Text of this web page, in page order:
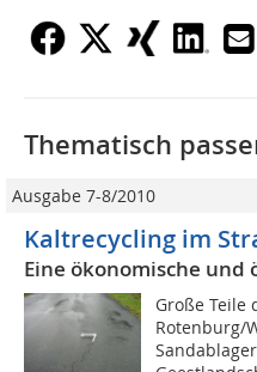
Thematisch
Ausgabe 7-8/2010
Kaltrecycling im
Eine ökonomische und
Große Teile
Rotenburg/